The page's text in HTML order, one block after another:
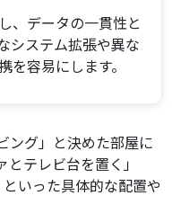
し、データの一貫性と
システム拡張や異な
を容易にします。
ング」と決めた部屋に
テレビ台を置く」
いった具体的な配置や